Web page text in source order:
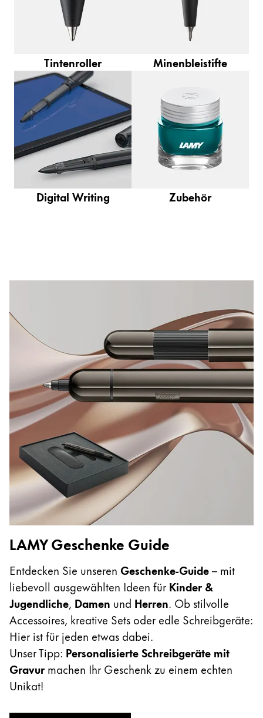
Tintenroller Minenbleistifte
Digital Writing Zubehör
LAMY Geschenke Guide
Entdecken Sie unseren Geschenke-Guide– mit
liebevoll ausgewählten Ideen fürKinder &
Jugendliche, Damen und Herren. Ob stilvolle
Accessoires, kreative Sets oder edle Schreibgeräte:
Hier ist für jeden etwas dabei.
Unser Tipp: Personalisierte Schreibgeräte mit
Gravurmachen Ihr Geschenk zu einem echten
Unikat!